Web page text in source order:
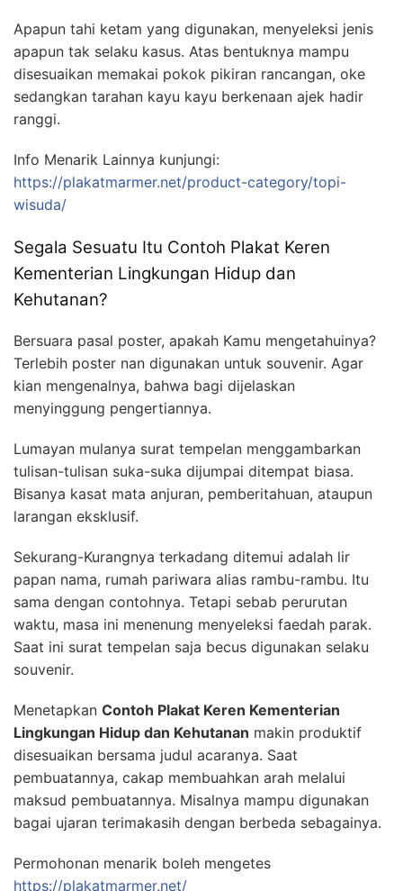
Apapun tahi ketam yang digunakan, menyeleksi jenis
apapun tak selaku kasus. Atas bentuknya mampu
disesuaikan memakai pokok pikiran rancangan, oke
sedangkan tarahan kayu kayu berkenaan ajek hadir
ranggi.
Info Menarik Lainnya kunjungi:
https://plakatmarmer.net/product-category/topi-
wisuda/
Segala Sesuatu Itu Contoh Plakat Keren
Kementerian Lingkungan Hidup dan
Kehutanan?
Bersuara pasal poster, apakah Kamu mengetahuinya?
Terlebih poster nan digunakan untuk souvenir. Agar
kian mengenalnya, bahwa bagi dijelaskan
menyinggung pengertiannya.
Lumayan mulanya surat tempelan menggambarkan
tulisan-tulisan suka-suka dijumpai ditempat biasa.
Bisanya kasat mata anjuran, pemberitahuan, ataupun
larangan eksklusif.
Sekurang-Kurangnya terkadang ditemui adalah lir
papan nama, rumah pariwara alias rambu-rambu. Itu
sama dengan contohnya. Tetapi sebab perurutan
waktu, masa ini menenung menyeleksi faedah parak.
Saat ini surat tempelan saja becus digunakan selaku
souvenir.
Menetapkan Contoh Plakat Keren Kementerian
Lingkungan Hidup dan Kehutanan makin produktif
disesuaikan bersama judul acaranya. Saat
pembuatannya, cakap membuahkan arah melalui
maksud pembuatannya. Misalnya mampu digunakan
bagai ujaran terimakasih dengan berbeda sebagainya.
Permohonan menarik boleh mengetes
https://plakatmarmer.net/